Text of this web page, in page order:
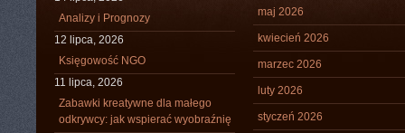
Analizy i Prognozy
12 lipca, 2026
Księgowość NGO
11 lipca, 2026
Zabawki kreatywne dla małego
odkrywcy: jak wspierać wyobraźnię
maj 2026
kwiecień 2026
marzec 2026
luty 2026
styczeń 2026